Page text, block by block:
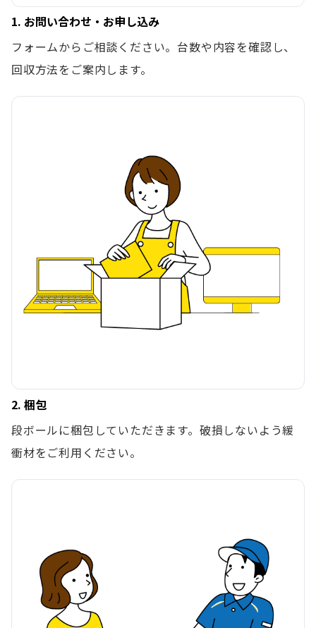
1. お問い合わせ・お申し込み
フォームからご相談ください。台数や内容を確認し、
回収方法をご案内します。
2. 梱包
段ボールに梱包していただきます。破損しないよう緩
衝材をご利用ください。